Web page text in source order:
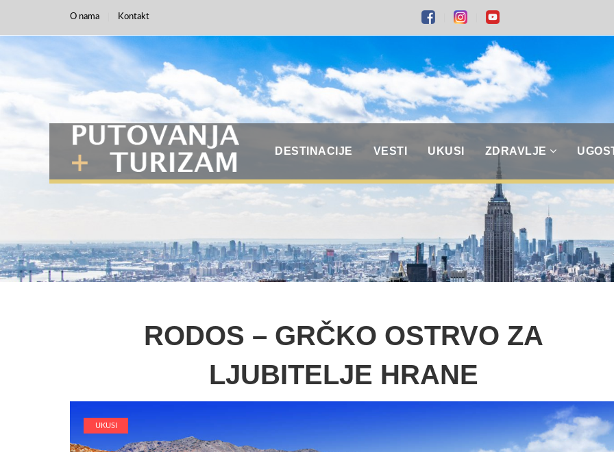
O nama Kontakt
DESTINACIJE VESTI UKUSI ZDRAVLJE
RODOS – GRČKO OSTRVO ZA
LJUBITELJE HRANE
UKUSI